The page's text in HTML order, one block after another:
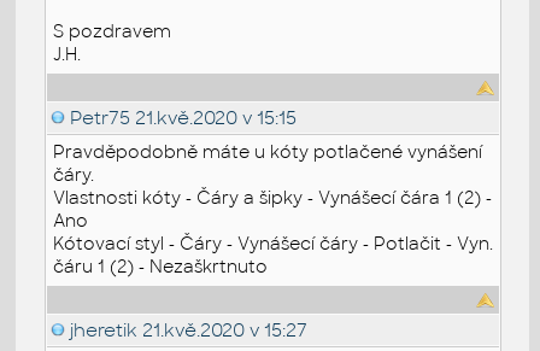
S pozdravem
J.H.
Petr75 21.kvě.2020 v 15:15
Pravděpodobně máte u kóty potlačené vynášení
čáry.
Vlastnosti kóty - Čáry a šipky - Vynášecí čára 1 (2) -
Ano
Kótovací styl - Čáry - Vynášecí čáry - Potlačit - Vyn.
čáru 1 (2) - Nezaškrtnuto
jheretik 21.kvě.2020 v 15:27